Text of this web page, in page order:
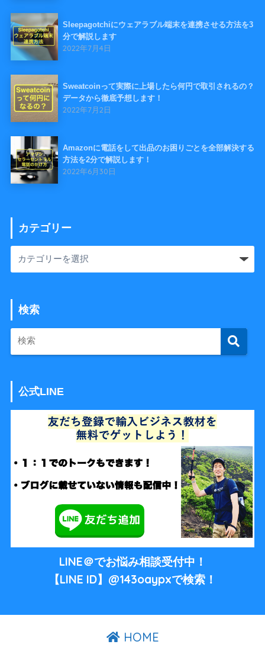
Sleepagotchiにウェアラブル端末を連携させる方法を3
分で解説します
2022年7月4日
Sweatcoinって実際に上場したら何円で取引されるの？
データから徹底予想します！
2022年7月2日
Amazonに電話をして出品のお困りごとを全部解決する
方法を2分で解説します！
2022年6月30日
カテゴリー
検索
公式LINE
LINE＠でお悩み相談受付中！
【LINE ID】@143oaypxで検索！
HOME